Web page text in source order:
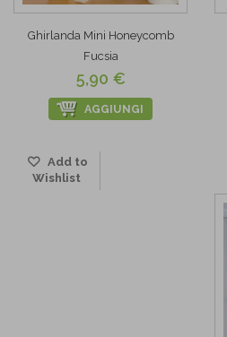
Ghirlanda Mini Honeycomb
Fucsia
5,90 €
AGGIUNGI
Add to
Wishlist